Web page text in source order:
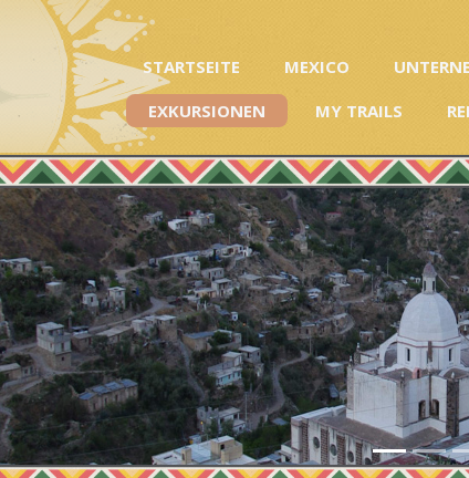
STARTSEITE MEXICO
EXKURSIONEN
MY TRAILS